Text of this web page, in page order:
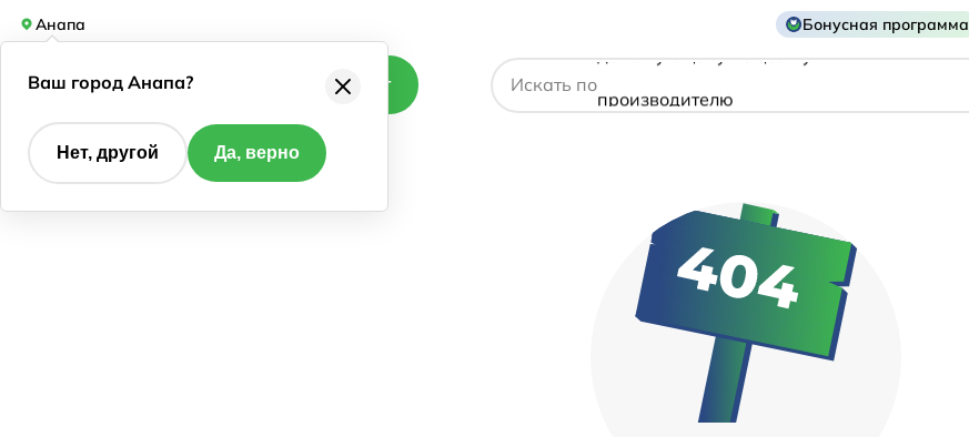
Анапа Бонусная программа
Каталог Искать по
действующему веществу
производителю
Ваш город Анапа?
Нет, другой Да, верно